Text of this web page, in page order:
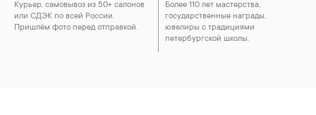
Курьер, самовывоз из 50+ салонов
или СДЭК по всей России.
Пришлём фото перед отправкой.
Более 110 лет мастерства,
государственные награды,
ювелиры с традициями
петербургской школы.